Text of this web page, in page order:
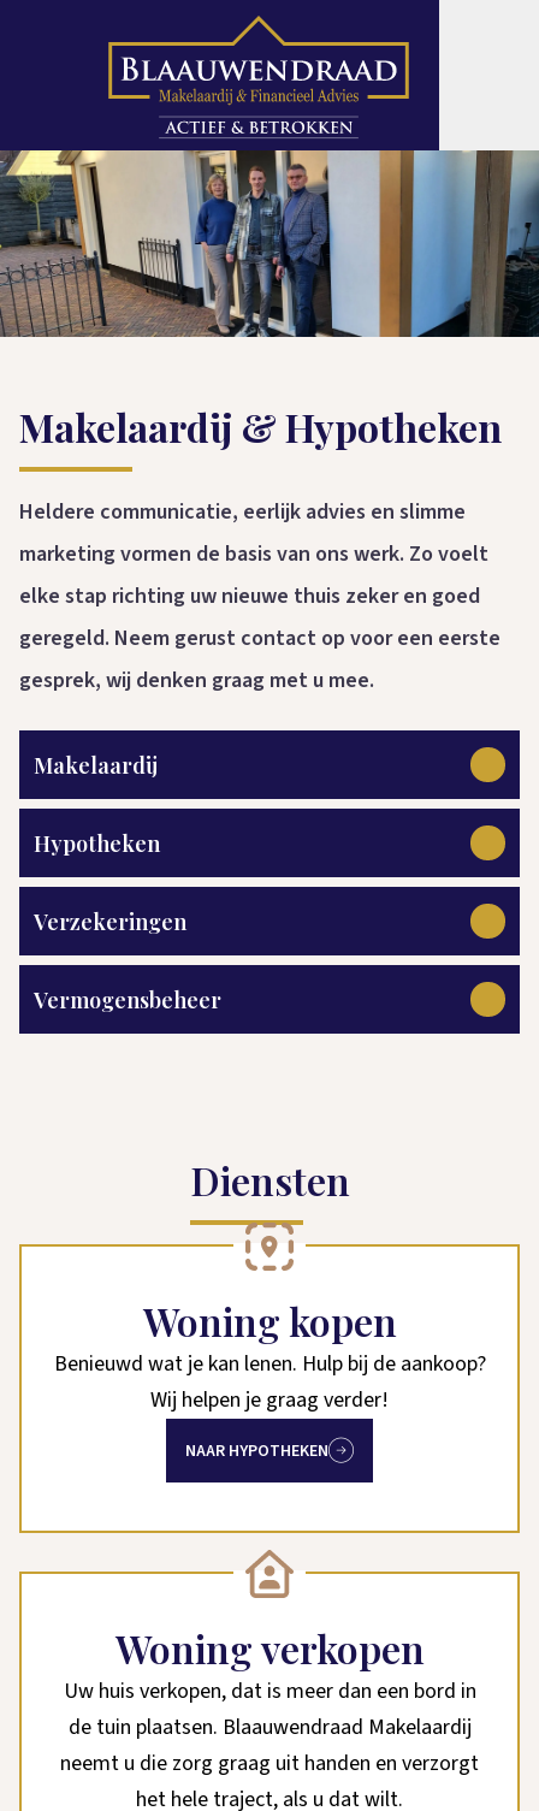
Makelaardij & Hypotheken
Heldere communicatie, eerlijk advies en slimme
marketing vormen de basis van ons werk. Zo voelt
elke stap richting uw nieuwe thuis zeker en goed
geregeld. Neem gerust contact op voor een eerste
gesprek, wij denken graag met u mee.
Makelaardij
Hypotheken
Verzekeringen
Vermogensbeheer
Diensten
Woning kopen
Benieuwd wat je kan lenen. Hulp bij de aankoop?
Wij helpen je graag verder!
NAAR HYPOTHEKEN
Woning verkopen
Uw huis verkopen, dat is meer dan een bord in
de tuin plaatsen. Blaauwendraad Makelaardij
neemt u die zorg graag uit handen en verzorgt
het hele traject, als u dat wilt.